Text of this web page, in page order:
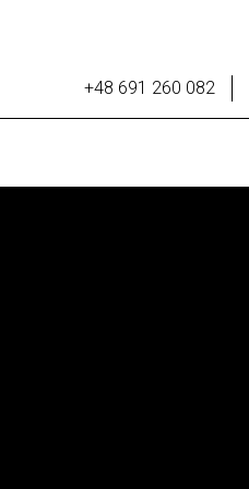
+48 691 260 082